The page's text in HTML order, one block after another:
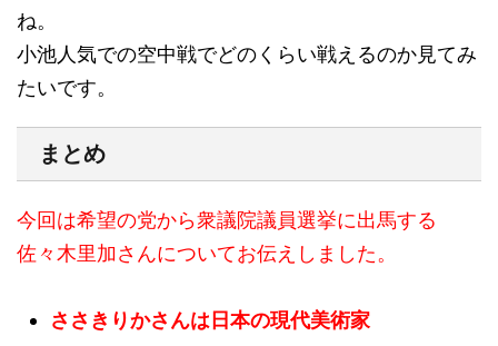
ね。
小池人気での空中戦でどのくらい戦えるのか見てみ
たいです。
まとめ
今回は希望の党から衆議院議員選挙に出馬する
佐々木里加さんについてお伝えしました。
ささきりかさんは日本の現代美術家